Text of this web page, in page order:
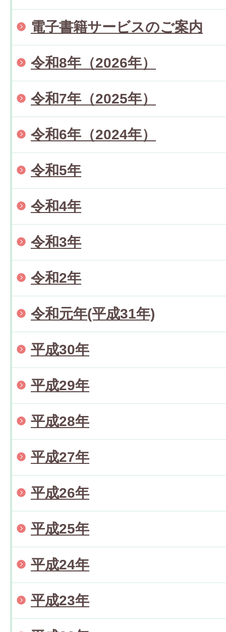
電子書籍サービスのご案内
令和8年（2026年）
令和7年（2025年）
令和6年（2024年）
令和5年
令和4年
令和3年
令和2年
令和元年(平成31年)
平成30年
平成29年
平成28年
平成27年
平成26年
平成25年
平成24年
平成23年